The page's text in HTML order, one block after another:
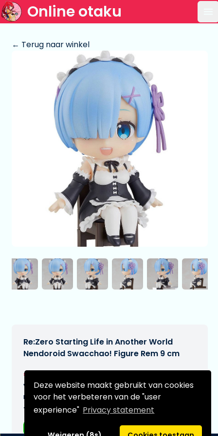
Deze website maakt gebruikt van cookies
voor het verbeteren van de "user
experience" Privacy statement
Online otaku
← Terug naar winkel
Re:Zero Starting Life in Another World
Nendoroid Swacchao! Figure Rem 9 cm
€38,95
Verwachtte leverdatum:
n.v.t.
Type: